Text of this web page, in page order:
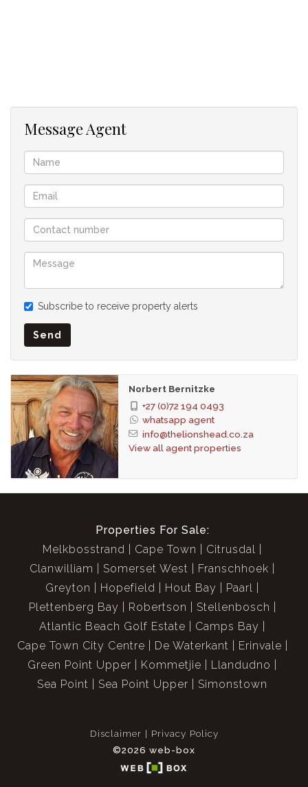
Außeneingang.
• Wechselrichter - Stromversorgung der Batterie.
• Klimaanlagen (Hitze & Kälte).
• Sicherheit - Alarmanlage, Perimeter Balken und Elektrozaun.
Direkter Zugang von der Garage ins Haus.
• Gegensprechanlage.
• Glasfaser / WLAN.
• Separate Wäscherei.
• Separate Personalunterkunft.
In Zusammenarbeit mit unserem Partner SEEFF
Message Agent
Subscribe to receive property alerts
Send
Norbert Bernitzke
+27 (0)72 194 0493
whatsapp agent
info@thelionshead.co.za
View all agent properties
Properties For Sale:
Melkbosstrand
Cape Town
Citrusdal
Clanwilliam
Somerset West
Franschhoek
Greyton
Hopefield Hout Bay
Paarl
Plettenberg Bay
Robertson
Stellenbosch
Atlantic Beach Golf Estate
Camps Bay
Cape Town City Centre
De Waterkant
Erinvale
Green Point Upper
Kommetjie
Llandudno
Sea Point
Sea Point Upper Simonstown
Disclaimer
Privacy Policy
©2026 web-box